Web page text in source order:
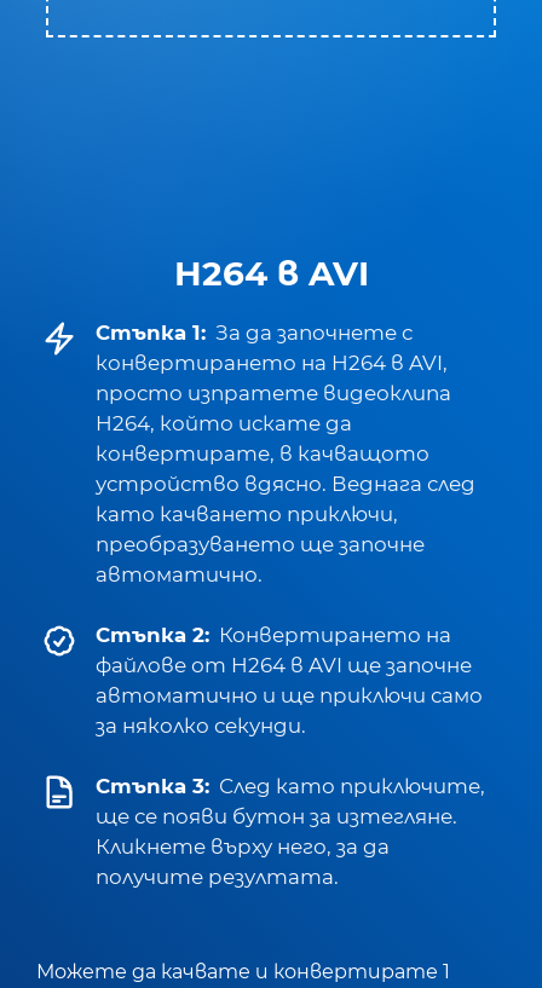
H264 в AVI
Стъпка 1: За да започнете с
конвертирането на H264 в AVI,
просто изпратете видеоклипа
H264, който искате да
конвертирате, в качващото
устройство вдясно. Веднага след
като качването приключи,
преобразуването ще започне
автоматично.
Стъпка 2: Конвертирането на
файлове от H264 в AVI ще започне
автоматично и ще приключи само
за няколко секунди.
Стъпка 3: След като приключите,
ще се появи бутон за изтегляне.
Кликнете върху него, за да
получите резултата.
Можете да качвате и конвертирате 1